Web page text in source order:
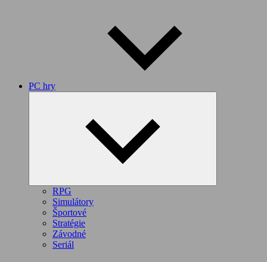
PC hry
RPG
Simulátory
Športové
Stratégie
Závodné
Seriál